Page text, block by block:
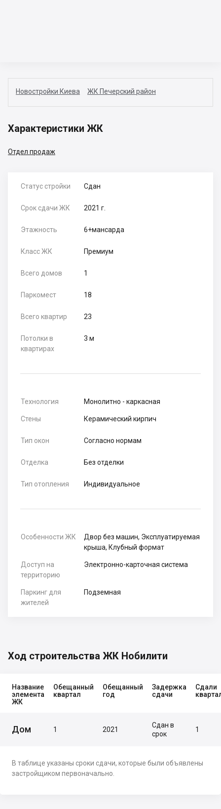
Новостройки Киева ЖК Печерский район
Характеристики ЖК
Отдел продаж
Статус стройки Сдан
Срок сдачи ЖК 2021 г.
Этажность 6+мансарда
Класс ЖК Премиум
Всего домов 1
Паркомест 18
Всего квартир 23
Потолки в
квартирах
3 м
Технология Монолитно - каркасная
Стены Керамический кирпич
Тип окон Согласно нормам
Отделка Без отделки
Тип отопления Индивидуальное
Особенности ЖК
Двор без машин, Эксплуатируемая
крыша, Клубный формат
Доступ на
территорию
Электронно-карточная система
Паркинг для
жителей
Подземная
Ход строительства ЖК Нобилити
Название
элемента
ЖК
Обещанный
квартал
Обещанный
год
Задержка
сдачи
Сдали
Дом 1 2021
Сдан в
срок
1
В таблице указаны сроки сдачи, которые были объявлены
застройщиком первоначально.